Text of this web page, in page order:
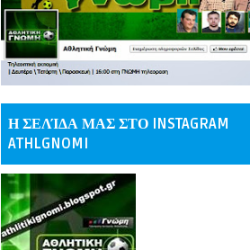
Η ΣΕΛΊΔΑ ΜΑΣ ΣΤΟ INSTAGRAM
ATHLGNOMI